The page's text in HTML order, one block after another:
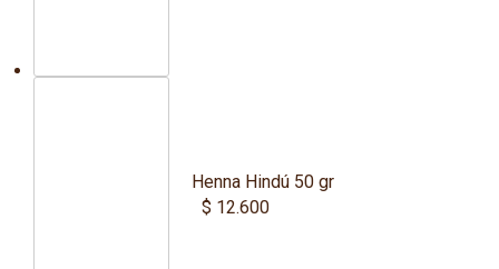
Henna Hindú 50 gr
$ 12.600